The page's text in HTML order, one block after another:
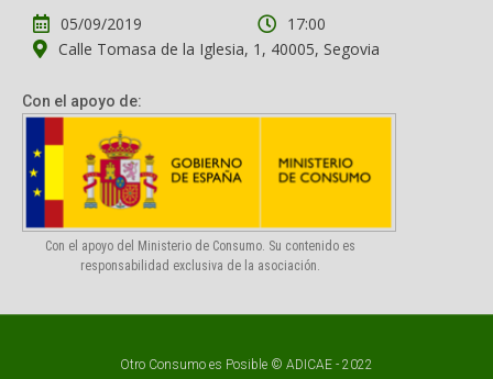
05/09/2019
17:00
Calle Tomasa de la Iglesia, 1, 40005, Segovia
Con el apoyo de:
Con el apoyo del Ministerio de Consumo. Su contenido es
responsabilidad exclusiva de la asociación.
Otro Consumo es Posible © ADICAE - 2022